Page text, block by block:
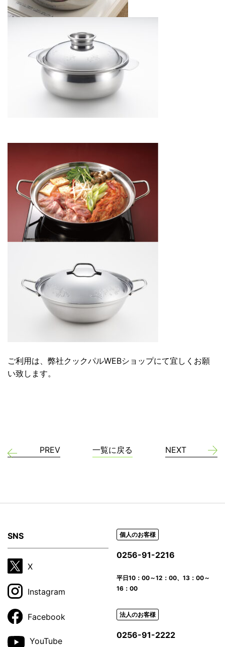
ご利用は、弊社クックパルWEBショップにて宜しくお願
い致します。
PREV 一覧に戻る NEXT
SNS
X
Instagram
Facebook
YouTube
個人のお客様
0256-91-2216
平日10：00～12：00、13：00～
16：00
法人のお客様
0256-91-2222